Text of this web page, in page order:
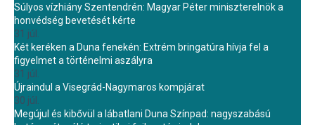
Súlyos vízhiány Szentendrén: Magyar Péter miniszterelnök a
honvédség bevetését kérte
31 júl.
Két keréken a Duna fenekén: Extrém bringatúra hívja fel a
figyelmet a történelmi aszályra
31 júl.
Újraindul a Visegrád-Nagymaros kompjárat
30 júl.
Megújul és kibővül a lábatlani Duna Színpad: nagyszabású